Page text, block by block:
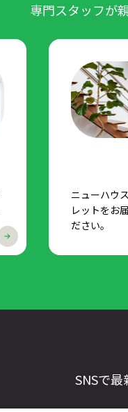
専門スタッフが
ニューハウ
レットをお
ださい。
SNSで